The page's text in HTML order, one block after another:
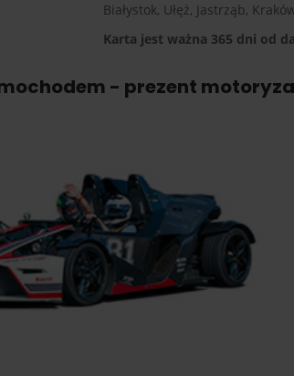
Białystok, Ułęż, Jastrząb,
Karta jest ważna 365 dni od
- prezent